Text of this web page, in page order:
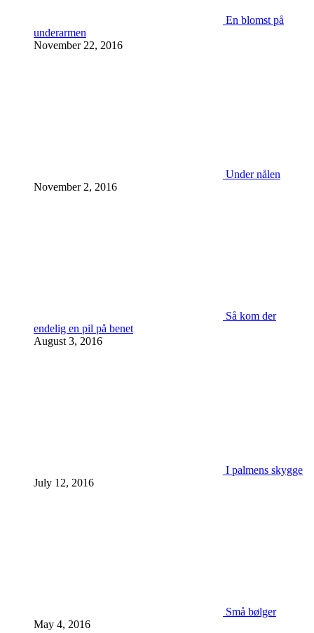
En blomst på
underarmen
November 22, 2016
Under nålen
November 2, 2016
Så kom der
endelig en pil på benet
August 3, 2016
I palmens skygge
July 12, 2016
Små bølger
May 4, 2016